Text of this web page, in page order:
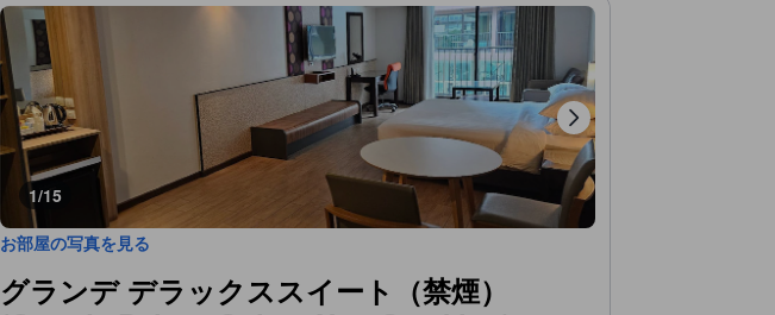
1/15
お部屋の写真を見る
グランデ デラックススイート（禁煙）